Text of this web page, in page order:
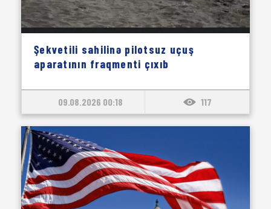
Şekvetili sahilinə pilotsuz uçuş
aparatının fraqmenti çıxıb
09.08.2026 00:18 117